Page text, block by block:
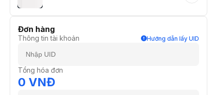
Đơn hàng
Thông tin tài khoản Hướng dẫn lấy UID
Tổng hóa đơn
0 VNĐ